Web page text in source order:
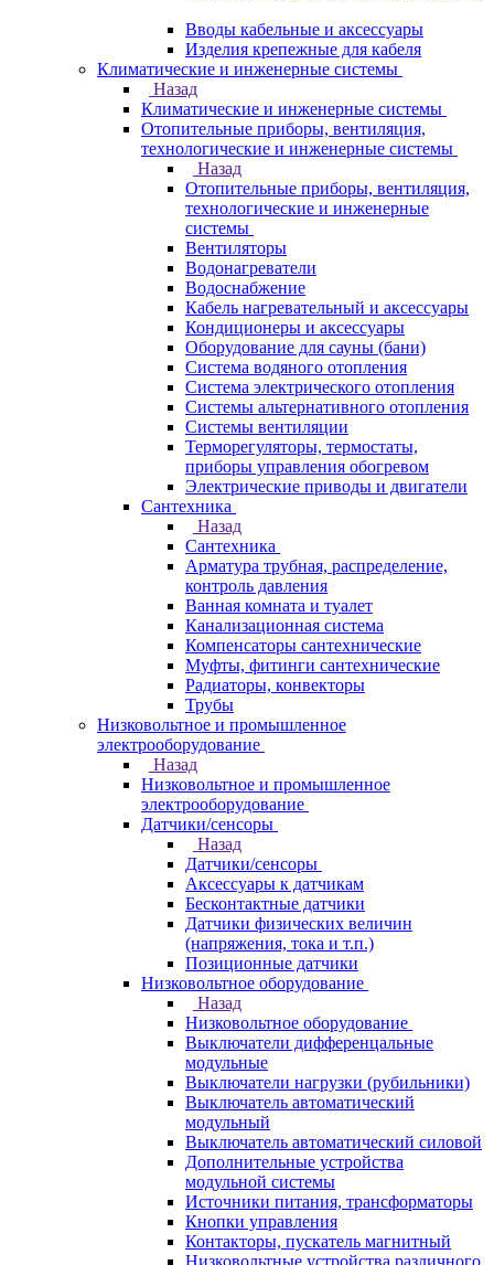
Вводы кабельные и аксессуары
Изделия крепежные для кабеля
Климатические и инженерные системы
Назад
Климатические и инженерные системы
Отопительные приборы, вентиляция,
технологические и инженерные системы
Назад
Отопительные приборы, вентиляция,
технологические и инженерные
системы
Вентиляторы
Водонагреватели
Водоснабжение
Кабель нагревательный и аксессуары
Кондиционеры и аксессуары
Оборудование для сауны (бани)
Система водяного отопления
Система электрического отопления
Системы альтернативного отопления
Системы вентиляции
Терморегуляторы, термостаты,
приборы управления обогревом
Электрические приводы и двигатели
Сантехника
Назад
Сантехника
Арматура трубная, распределение,
контроль давления
Ванная комната и туалет
Канализационная система
Компенсаторы сантехнические
Муфты, фитинги сантехнические
Радиаторы, конвекторы
Трубы
Низковольтное и промышленное
электрооборудование
Назад
Низковольтное и промышленное
электрооборудование
Датчики/сенсоры
Назад
Датчики/сенсоры
Аксессуары к датчикам
Бесконтактные датчики
Датчики физических величин
(напряжения, тока и т.п.)
Позиционные датчики
Низковольтное оборудование
Назад
Низковольтное оборудование
Выключатели дифференцальные
модульные
Выключатели нагрузки (рубильники)
Выключатель автоматический
модульный
Выключатель автоматический силовой
Дополнительные устройства
модульной системы
Источники питания, трансформаторы
Кнопки управления
Контакторы, пускатель магнитный
Низковольтные устройства различного